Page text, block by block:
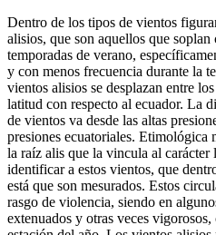
Dentro de los tipos de vientos
alisios, que son aquellos que soplan
temporadas de verano,
y con menos frecuencia durante la
vientos alisios se desplazan entre
latitud con respecto al ecuador. La
de vientos va desde las altas
presiones ecuatoriales. Etimológica
la raíz alis que la vincula al carácter
identificar a estos vientos, que
está que son mesurados. Estos
rasgo de violencia, siendo en
extenuados y otras veces